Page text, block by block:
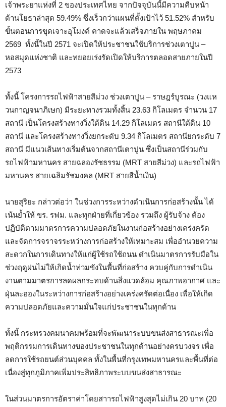
เจ้าพระยาแห่งที่ 2 ของประเทศไทย จากปัจจุบันนี้มีความคืบหน้า
ด้านโยธาล่าสุด 59.49% ซึ่งเร็วกว่าแผนที่ตั้งเป้าไว้ 51.52% สำหรับ
ขั้นตอนการขุดเจาะอุโมงค์ คาดจะแล้วเสร็จภายใน พฤษภาคม
2569 ทั้งนี้ในปี 2571 จะเปิดให้ประชาชนใช้บริการช่วงเตาปูน –
หอสมุดแห่งชาติ และทยอยเร่งรัดเปิดให้บริการตลอดสายภายในปี
2573
ทั้งนี้ โครงการรถไฟฟ้าสายสีม่วง ช่วงเตาปูน – ราษฎร์บูรณะ (วงแห
วนกาญจนาภิเษก) มีระยะทางรวมทั้งสิ้น 23.63 กิโลเมตร จำนวน 17
สถานี เป็นโครงสร้างทางวิ่งใต้ดิน 14.29 กิโลเมตร สถานีใต้ดิน 10
สถานี และโครงสร้างทางวิ่งยกระดับ 9.34 กิโลเมตร สถานียกระดับ 7
สถานี มีแนวเส้นทางเริ่มต้นจากสถานีเตาปูน ซึ่งเป็นสถานีร่วมกับ
รถไฟฟ้ามหานคร สายฉลองรัชธรรม (MRT สายสีม่วง) และรถไฟฟ้า
มหานคร สายเฉลิมรัชมงคล (MRT สายสีน้ำเงิน)
นายสุริยะ กล่าวต่อว่า ในช่วงการระหว่างดำเนินการก่อสร้างนั้น ได้
เน้นย้ำให้ ขร. รฟม. และทุกฝ่ายที่เกี่ยวข้อง รวมถึง ผู้รับจ้าง ต้อง
ปฏิบัติตามมาตรการความปลอดภัยในงานก่อสร้างอย่างเคร่งครัด
และจัดการจราจรระหว่างการก่อสร้างให้เหมาะสม เพื่ออำนวยความ
สะดวกในการเดินทางให้แก่ผู้ใช้รถใช้ถนน ดำเนินมาตรการรับมือใน
ช่วงฤดูฝนไม่ให้เกิดน้ำท่วมขังในพื้นที่ก่อสร้าง ควบคู่กับการดำเนิน
งานตามมาตรการลดผลกระทบด้านสิ่งแวดล้อม คุณภาพอากาศ และ
ฝุ่นละอองในระหว่างการก่อสร้างอย่างเคร่งครัดต่อเนื่อง เพื่อให้เกิด
ความปลอดภัยและความมั่นใจแก่ประชาชนในทุกด้าน
ทั้งนี้ กระทรวงคมนาคมพร้อมที่จะพัฒนาระบบขนส่งสาธารณะเพื่อ
พฤติกรรมการเดินทางของประชาชนในทุกด้านอย่างครบวงจร เพื่อ
ลดการใช้รถยนต์ส่วนบุคคล ทั้งในพื้นที่กรุงเทพมหานครและพื้นที่ต่อ
เนื่องสู่ทุกภูมิภาคเพิ่มประสิทธิภาพระบบขนส่งสาธารณะ
ในส่วนมาตรการอัตราค่าโดยสาารถไฟฟ้าสูงสุดไม่เกิน 20 บาท (20